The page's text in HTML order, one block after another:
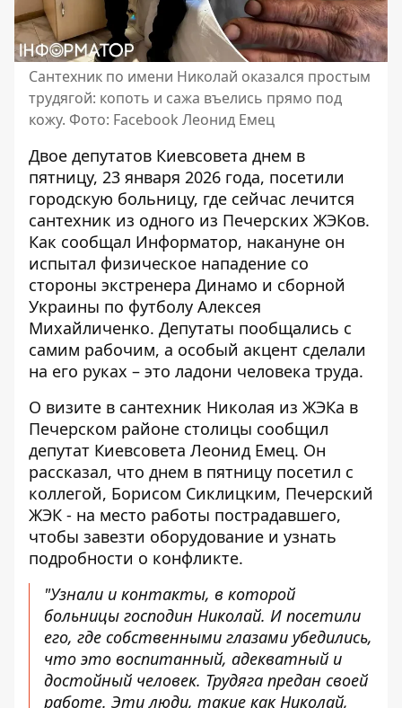
Сантехник по имени Николай оказался простым
трудягой: копоть и сажа въелись прямо под
кожу. Фото: Facebook Леонид Емец
Двое депутатов Киевсовета днем ​​в
пятницу, 23 января 2026 года, посетили
городскую больницу, где сейчас лечится
сантехник из одного из Печерских ЖЭКов.
Как сообщал Информатор, накануне он
испытал физическое нападение со
стороны экстренера Динамо и сборной
Украины по футболу Алексея
Михайличенко. Депутаты пообщались с
самим рабочим, а особый акцент сделали
на его руках – это ладони человека труда.
О визите в сантехник Николая из ЖЭКа в
Печерском районе столицы сообщил
депутат Киевсовета Леонид Емец. Он
рассказал, что днем ​​в пятницу посетил с
коллегой, Борисом Сиклицким, Печерский
ЖЭК - на место работы пострадавшего,
чтобы завезти оборудование и узнать
подробности о конфликте.
"Узнали и контакты, в которой
больницы господин Николай. И посетили
его, где собственными глазами убедились,
что это воспитанный, адекватный и
достойный человек. Трудяга предан своей
работе. Эти люди, такие как Николай,